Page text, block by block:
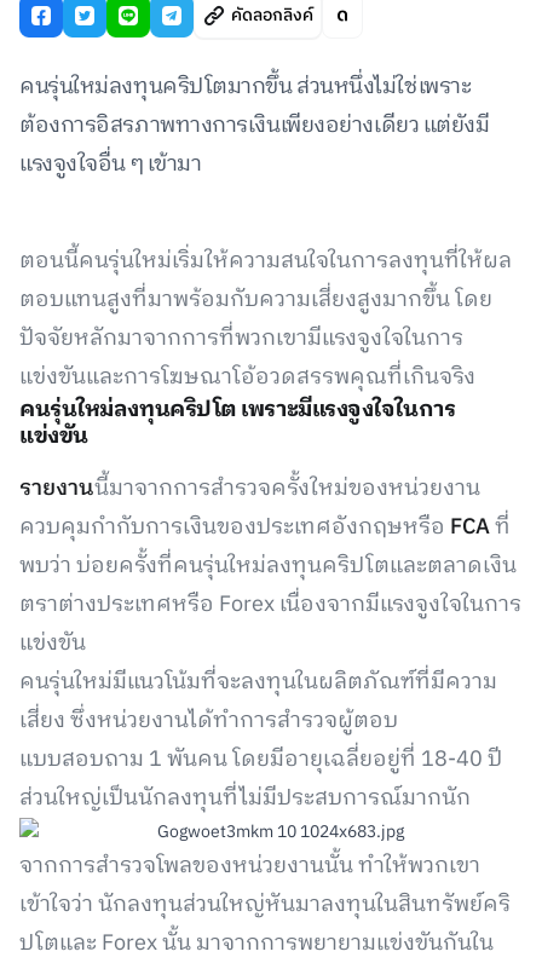
คัดลอกลิงค์
คนรุ่นใหม่ลงทุนคริปโตมากขึ้น ส่วนหนึ่งไม่ใช่เพราะ
ต้องการอิสรภาพทางการเงินเพียงอย่างเดียว แต่ยังมี
แรงจูงใจอื่น ๆ เข้ามา
ตอนนี้คนรุ่นใหม่เริ่มให้ความสนใจในการลงทุนที่ให้ผล
ตอบแทนสูงที่มาพร้อมกับความเสี่ยงสูงมากขึ้น โดย
ปัจจัยหลักมาจากการที่พวกเขามีแรงจูงใจในการ
แข่งขันและการโฆษณาโอ้อวดสรรพคุณที่เกินจริง
คนรุ่นใหม่ลงทุนคริปโต เพราะมีแรงจูงใจในการ
แข่งขัน
รายงานนี้มาจากการสำรวจครั้งใหม่ของหน่วยงาน
ควบคุมกำกับการเงินของประเทศอังกฤษหรือ FCAที่
พบว่า บ่อยครั้งที่คนรุ่นใหม่ลงทุนคริปโตและตลาดเงิน
ตราต่างประเทศหรือ Forex เนื่องจากมีแรงจูงใจในการ
แข่งขัน
คนรุ่นใหม่มีแนวโน้มที่จะลงทุนในผลิตภัณฑ์ที่มีความ
เสี่ยง ซึ่งหน่วยงานได้ทำการสำรวจผู้ตอบ
แบบสอบถาม 1 พันคน โดยมีอายุเฉลี่ยอยู่ที่ 18-40 ปี
ส่วนใหญ่เป็นนักลงทุนที่ไม่มีประสบการณ์มากนัก
จากการสำรวจโพลของหน่วยงานนั้น ทำให้พวกเขา
เข้าใจว่า นักลงทุนส่วนใหญ่หันมาลงทุนในสินทรัพย์คริ
ปโตและ Forex นั้น มาจากการพยายามแข่งขันกันใน